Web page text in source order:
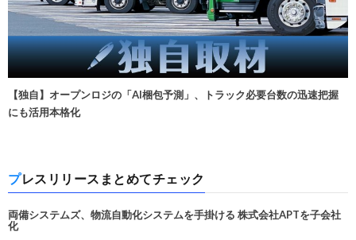
【独自】オープンロジの「AI梱包予測」、トラック必要台数の迅速把握
にも活用本格化
プレスリリースまとめてチェック
両備システムズ、物流自動化システムを手掛ける 株式会社APTを子会社
化